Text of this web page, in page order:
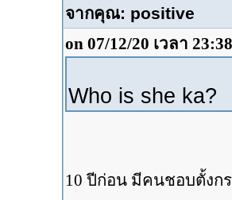
จากคุณ: positive
on 07/12/20 เวลา
Who is she ka?
10 ปีก่อน มีคนชอบตั้งก